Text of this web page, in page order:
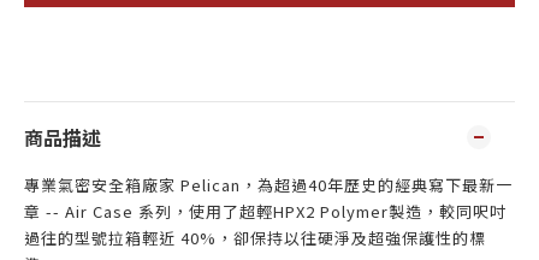
商品描述
專業氣密安全箱廠家 Pelican，為超過40年歷史的經典寫下最新一
章 -- Air Case 系列，使用了超輕HPX2 Polymer製造，較同呎吋
過往的型號拉箱輕近 40%，卻保持以往硬淨及超強保護性的標